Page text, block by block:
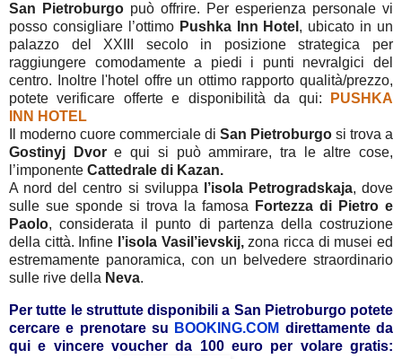
San
Pietroburgo può offrire. Per esperienza personale vi
posso consigliare l’ottimo Pushka Inn Hotel , ubicato in un
palazzo del XXIII secolo in posizione strategica per
raggiungere comodamente a piedi i punti nevralgici del
centro. Inoltre l'hotel offre un ottimo rapporto qualità/prezzo,
potete verificare offerte e disponibilità da qui:
PUSHKA
INN HOTEL
Il moderno cuore commerciale di San Pietroburgo si trova a
Gostinyj Dvore qui si può ammirare, tra le altre cose,
l’imponente Cattedrale di Kazan.
A nord del centro si sviluppa
l’isola Petrogradskaja, dove
sulle sue sponde si trova la famosa
Fortezza di Pietro e
Paolo, considerata il punto di partenza della costruzione
della città. Infine l’isola Vasil’ievskij,zona ricca di musei ed
estremamente panoramica, con un belvedere straordinario
sulle rive della Neva.
Per tutte le struttute disponibili a San Pietroburgo potete
cercare e prenotare su BOOKING.COM direttamente da
quie vincere voucher da 100 euro per volare gratis: